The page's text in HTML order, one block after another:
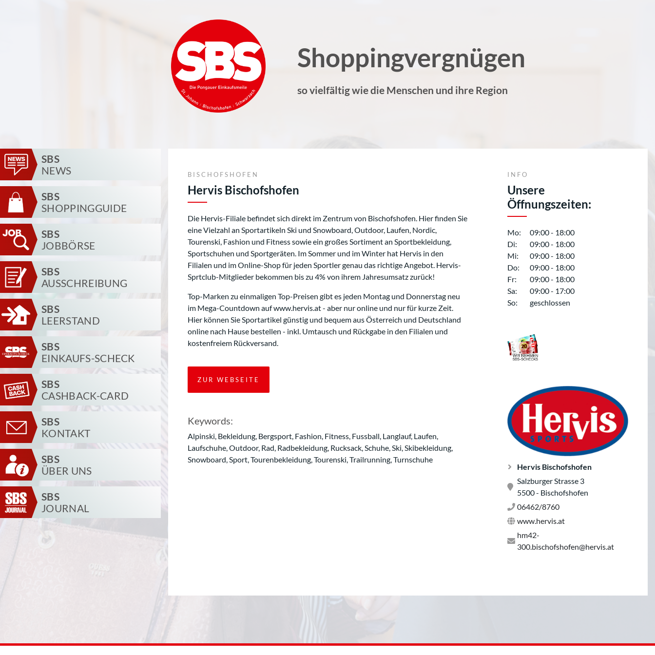
Shoppingvergnügen
so vielfältig wie die Menschen und ihre Region
SBS
NEWS
SBS
SHOPPINGGUIDE
SBS
JOBBÖRSE
SBS
AUSSCHREIBUNG
SBS
LEERSTAND
SBS
EINKAUFS-SCHECK
SBS
CASHBACK-CARD
SBS
KONTAKT
SBS
ÜBER UNS
SBS
JOURNAL
BISCHOFSHOFEN
Hervis Bischofshofen
Die Hervis-Filiale befindet sich direkt im Zentrum von Bischofshofen. Hier finden Sie
eine Vielzahl an Sportartikeln Ski und Snowboard, Outdoor, Laufen, Nordic,
Tourenski, Fashion und Fitness sowie ein großes Sortiment an Sportbekleidung,
Sportschuhen und Sportgeräten. Im Sommer und im Winter hat Hervis in den
Filialen und im Online-Shop für jeden Sportler genau das richtige Angebot. Hervis-
Sprtclub-Mitglieder bekommen bis zu 4% von ihrem Jahresumsatz zurück!
Top-Marken zu einmaligen Top-Preisen gibt es jeden Montag und Donnerstag neu
im Mega-Countdown auf www.hervis.at - aber nur online und nur für kurze Zeit.
Hier können Sie Sportartikel günstig und bequem aus Österreich und Deutschland
online nach Hause bestellen - inkl. Umtausch und Rückgabe in den Filialen und
kostenfreiem Rückversand.
ZUR WEBSEITE
Keywords:
Alpinski, Bekleidung, Bergsport, Fashion, Fitness, Fussball, Langlauf, Laufen,
Laufschuhe, Outdoor, Rad, Radbekleidung, Rucksack, Schuhe, Ski, Skibekleidung,
Snowboard, Sport, Tourenbekleidung, Tourenski, Trailrunning, Turnschuhe
INFO
Unsere
Öffnungszeiten:
Mo:
09:00 - 18:00
Di:
09:00 - 18:00
Mi:
09:00 - 18:00
Do:
09:00 - 18:00
Fr:
09:00 - 18:00
Sa:
09:00 - 17:00
So:
geschlossen
Hervis Bischofshofen
Salzburger Strasse 3
5500 - Bischofshofen
06462/8760
www.hervis.at
hm42-
300.bischofshofen@hervis.at